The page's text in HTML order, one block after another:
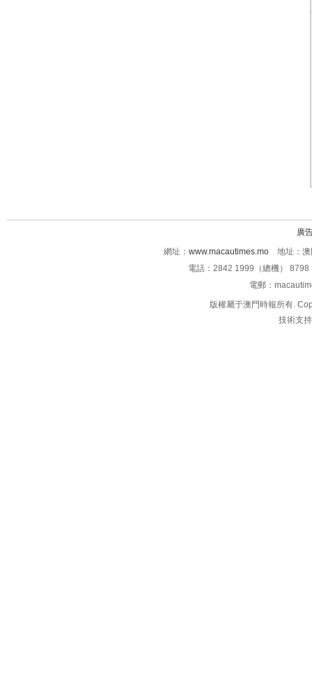
廣
網址： www.macautimes.mo 地址：澳
電話：2842 1999（總機）
電郵：
版權屬于澳門時報所有.
技術支